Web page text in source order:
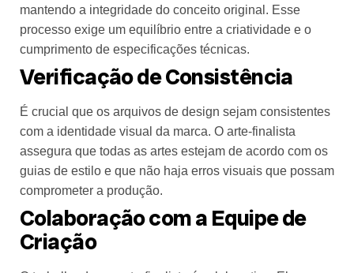
mantendo a integridade do conceito original. Esse
processo exige um equilíbrio entre a criatividade e o
cumprimento de especificações técnicas.
Verificação de Consistência
É crucial que os arquivos de design sejam consistentes
com a identidade visual da marca. O arte-finalista
assegura que todas as artes estejam de acordo com os
guias de estilo e que não haja erros visuais que possam
comprometer a produção.
Colaboração com a Equipe de
Criação